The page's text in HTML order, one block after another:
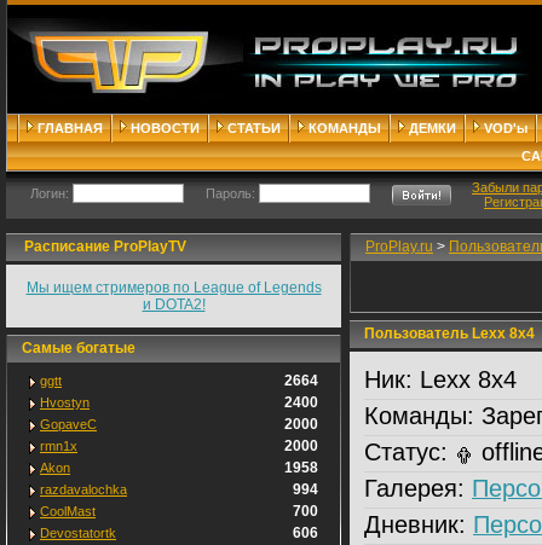
ГЛАВНАЯ НОВОСТИ СТАТЬИ КОМАНДЫ ДЕМКИ
VOD'ы
Логин: Пароль:
Забыли
Расписание ProPlayTV
Мы ищем стримеров по League of Legends
и DOTA2!
Самые богатые
ggtt 2664
Hvostyn 2400
GopaveC 2000
rmn1x 2000
Akon 1958
razdavalochka 994
CoolMast 700
Devostatortk 606
ProPlay.ru >
Пользователь Lexx 8x4
Ник: Lexx 8x4
Команды:
Статус:
Галерея:
Дневник: